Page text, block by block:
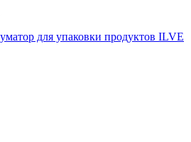
для упаковки продуктов ILVE